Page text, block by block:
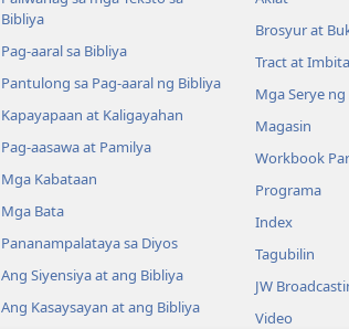
Bibliya
Pag-aaral sa Bibliya
Pantulong sa Pag-aaral ng Bibliya
Kapayapaan at Kaligayahan
Pag-aasawa at Pamilya
Mga Kabataan
Mga Bata
Pananampalataya sa Diyos
Ang Siyensiya at ang Bibliya
Ang Kasaysayan at ang Bibliya
Brosyur at
Tract at
Mga Serye
Magasin
Workbook
Programa
Index
Tagubilin
JW
Video